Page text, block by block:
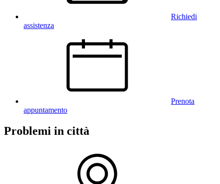
Richiedi
assistenza
Prenota
appuntamento
Problemi in città